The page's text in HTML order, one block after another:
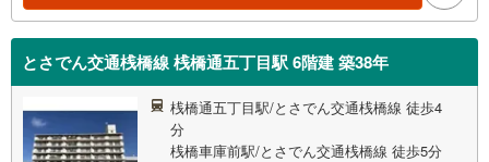
とさでん交通桟橋線 桟橋通五丁目駅 6階建 築38年
桟橋通五丁目駅/とさでん交通桟橋線 徒歩4
分
桟橋車庫前駅/とさでん交通桟橋線 徒歩5分